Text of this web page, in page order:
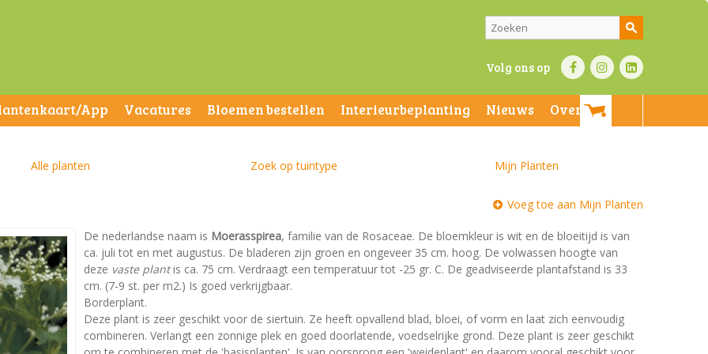
Volg ons op
App Vacatures Bloemen bestellen Interieurbeplanting Nieuws
Over ons
Alle planten Zoek op tuintype Mijn Planten
Voeg toe aan Mijn Planten
De nederlandse naam is Moerasspirea, familie van de Rosaceae. De bloemkleur is wit en de bloeitijd is van
ca. juli tot en met augustus. De bladeren zijn groen en ongeveer 35 cm. hoog. De volwassen hoogte van
deze vaste plantis ca. 75 cm. Verdraagt een temperatuur tot -25 gr. C. De geadviseerde plantafstand is 33
cm. (7-9 st. per m2.) Is goed verkrijgbaar.
Borderplant.
Deze plant is zeer geschikt voor de siertuin. Ze heeft opvallend blad, bloei, of vorm en laat zich eenvoudig
combineren. Verlangt een zonnige plek en goed doorlatende, voedselrijke grond. Deze plant is zeer geschikt